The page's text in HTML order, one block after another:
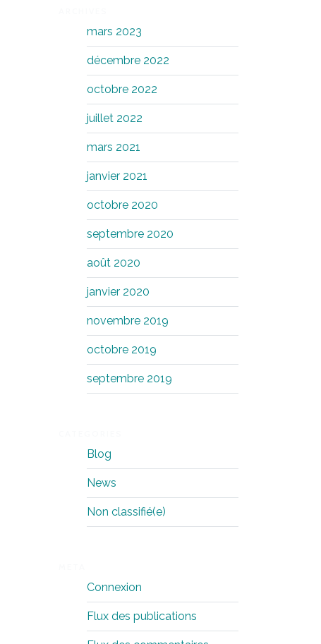
mars 2023
décembre 2022
octobre 2022
juillet 2022
mars 2021
janvier 2021
octobre 2020
septembre 2020
août 2020
janvier 2020
novembre 2019
octobre 2019
septembre 2019
Blog
News
Non classifié(e)
Connexion
Flux des publications